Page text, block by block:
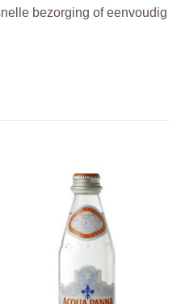
bezorging of eenvoudig